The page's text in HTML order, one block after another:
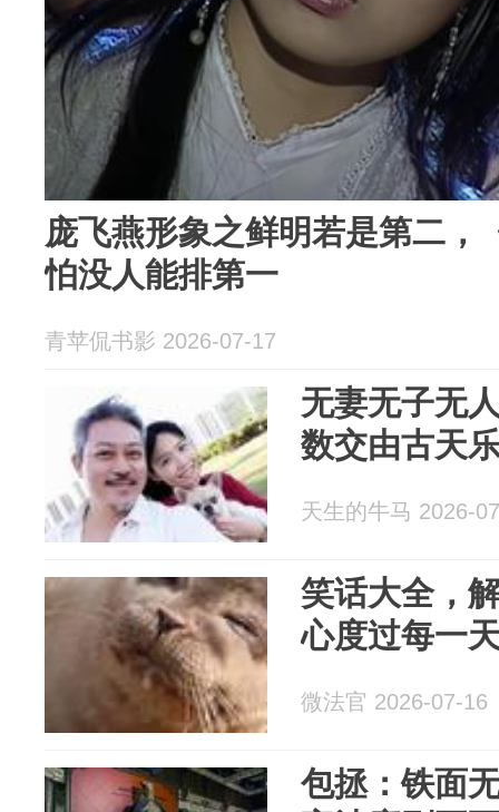
庞飞燕形象之鲜明若是第二，
怕没人能排第一
青苹侃书影 2026-07-17
无妻无子无
数交由古天
天生的牛马 2026-
笑话大全，
心度过每一
微法官 2026-07-16
包拯：铁面